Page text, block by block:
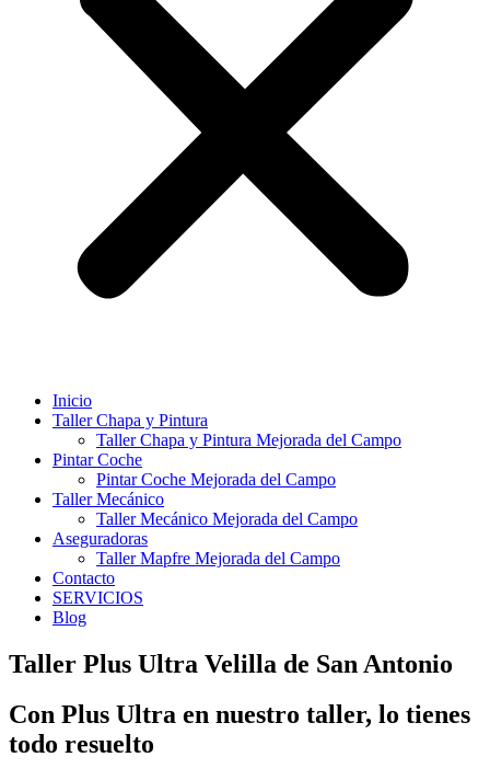
Inicio
Taller Chapa y Pintura
Taller Chapa y Pintura Mejorada del Campo
Pintar Coche
Pintar Coche Mejorada del Campo
Taller Mecánico
Taller Mecánico Mejorada del Campo
Aseguradoras
Taller Mapfre Mejorada del Campo
Contacto
SERVICIOS
Blog
Taller Plus Ultra Velilla de San Antonio
Con Plus Ultra en nuestro taller, lo tienes
todo resuelto